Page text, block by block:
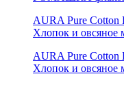
AURA Pure Cotton
Хлопок и овсяное
AURA Pure Cotton
Хлопок и овсяное